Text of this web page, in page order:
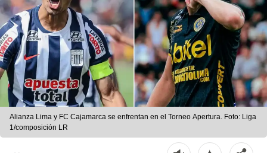
Alianza Lima y FC Cajamarca se enfrentan en el Torneo Apertura. Foto: Liga
1/composición LR